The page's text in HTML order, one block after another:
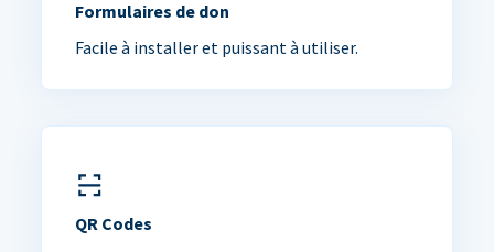
Formulaires de don
Facile à installer et puissant à utiliser.
QR Codes